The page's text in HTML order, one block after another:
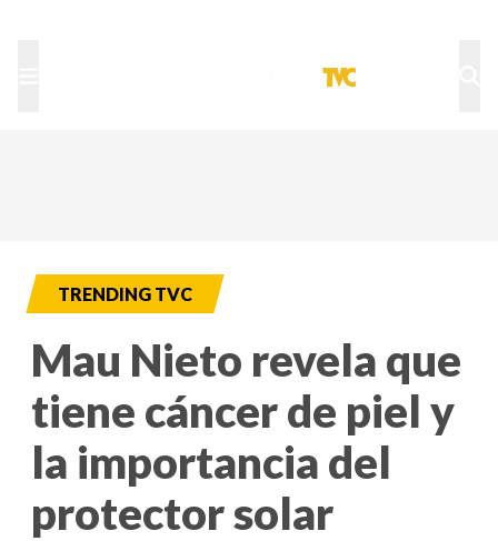
TRENDING TVC
Mau Nieto revela que
tiene cáncer de piel y
la importancia del
protector solar